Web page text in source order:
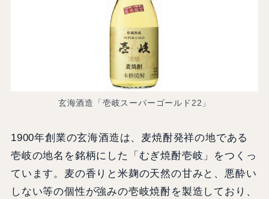
玄海酒造「壱岐スーパーゴールド22」
1900年創業の玄海酒造は、麦焼酎発祥の地である
壱岐の地名を銘柄にした「むぎ焼酎壱岐」をつくっ
ています。麦の香りと米麹の天然の甘みと、悪酔い
しない等の個性が強みの壱岐焼酎を製造しており、